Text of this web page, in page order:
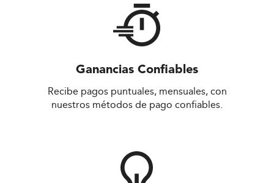
Ganancias Confiables
Recibe pagos puntuales, mensuales, con
nuestros métodos de pago confiables.